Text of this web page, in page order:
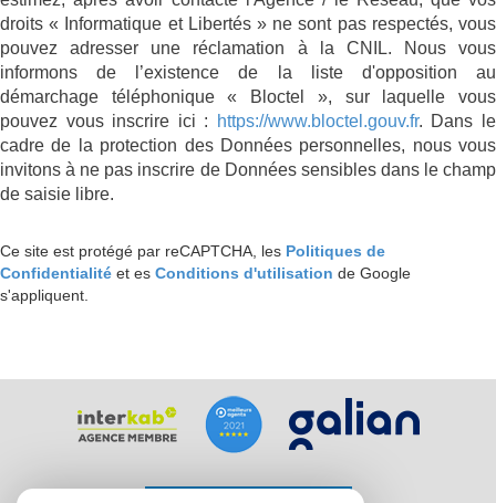
droits « Informatique et Libertés » ne sont pas respectés, vous
pouvez adresser une réclamation à la CNIL. Nous vous
informons de l’existence de la liste d'opposition au
démarchage téléphonique « Bloctel », sur laquelle vous
pouvez vous inscrire ici :
https://www.bloctel.gouv.fr. Dans le
cadre de la protection des Données personnelles, nous vous
invitons à ne pas inscrire de Données sensibles dans le champ
de saisie libre.
Ce site est protégé par reCAPTCHA, les Politiques de
Confidentialité et es Conditions d'utilisation de Google
s'appliquent.